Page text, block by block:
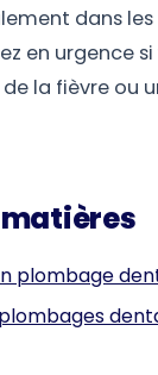
dans les
en urgence
la fièvre ou
plombage